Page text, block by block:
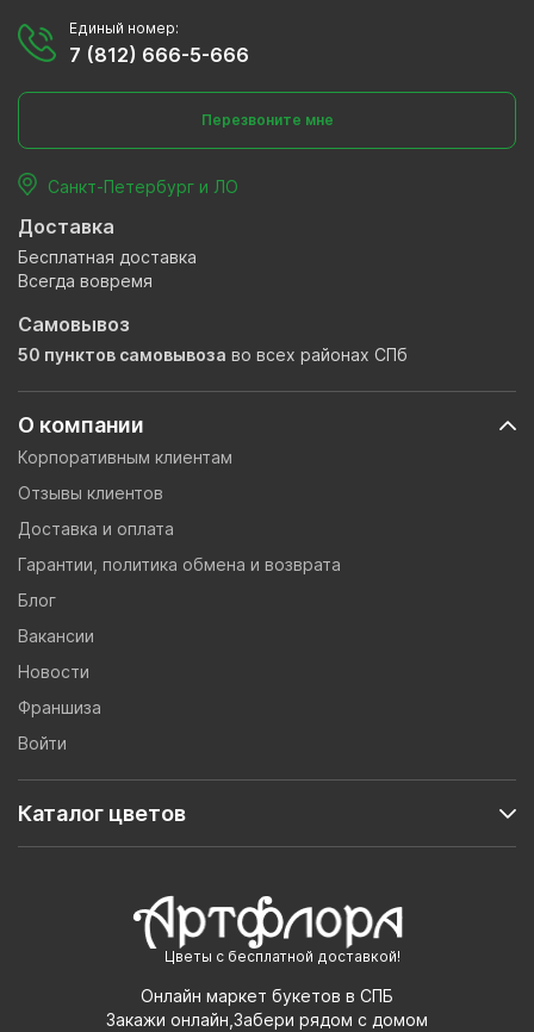
Цветы с бесплатной доставкой!
Онлайн маркет букетов в СПБ
Закажи онлайн,Забери рядом с домом
О компании
Корпоративным клиентам
Отзывы клиентов
Доставка и оплата
Гарантии, политика обмена и возврата
Блог
Вакансии
Новости
Франшиза
Войти
Каталог цветов
Единый номер:
7 (812) 666-5-666
Перезвоните мне
Санкт-Петербург и ЛО
Доставка
Бесплатная доставка
Всегда вовремя
Самовывоз
50 пунктов самовывоза во всех районах СПб